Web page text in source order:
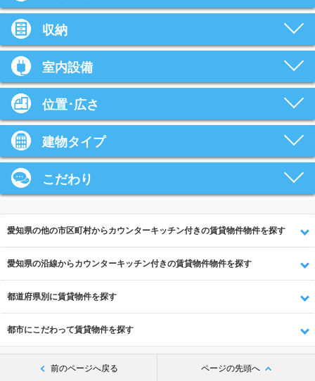
収納
室内設備
位置･広さ
建物タイプ
こだわり
愛知県の他の市区町村からカウンターキッチン付きの賃貸物件物件を探す
愛知県の沿線からカウンターキッチン付きの賃貸物件物件を探す
都道府県別に賃貸物件を探す
都市にこだわって賃貸物件を探す
前のページへ戻る ページの先頭へ